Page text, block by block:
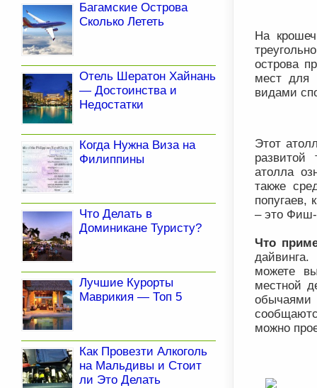
На
острова
мест для
видами
Этот
развитой
атолла
также
– это
Что
можете
местной
можно
Багамские Острова
Сколько Лететь
Отель Шератон Хайнань
— Достоинства и
Недостатки
Когда Нужна Виза на
Филиппины
Что Делать в
Доминикане Туристу?
Лучшие Курорты
Маврикия — Топ 5
Как Провезти Алкоголь
на Мальдивы и Стоит
ли Это Делать